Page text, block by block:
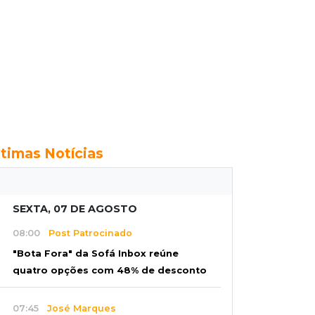
Notícias
SEXTA, 07 DE AGOSTO
08:00 Post Patrocinado
"Bota Fora" da Sofá Inbox reúne
quatro opções com 48% de desconto
07:45 José Marques